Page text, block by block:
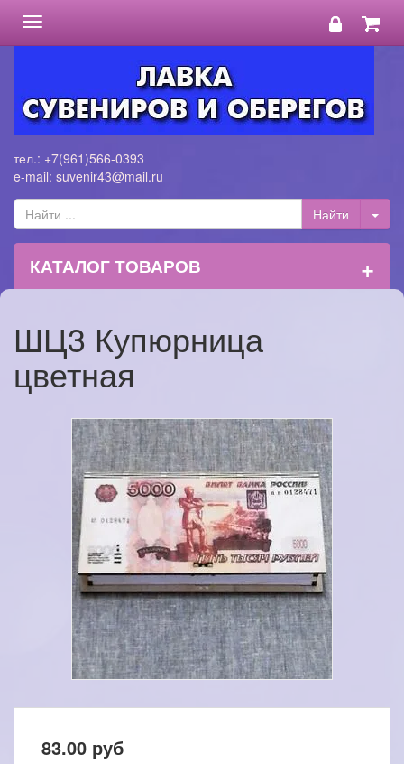
Toggle
navigation
тел.: +7(961)566-0393
e-mail: suvenir43@mail.ru
КАТАЛОГ ТОВАРОВ +
ШЦ3 Купюрница
цветная
83.00 руб